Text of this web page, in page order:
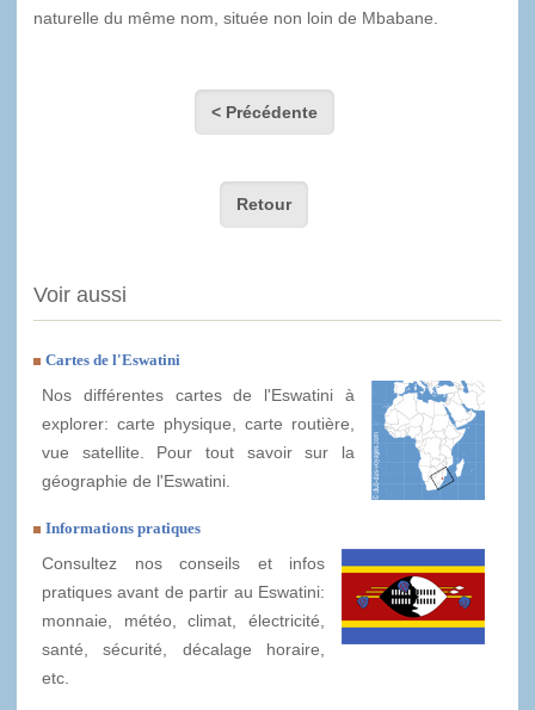
naturelle du même nom, située non loin de Mbabane.
< Précédente
Retour
Voir aussi
Cartes de l'Eswatini
Nos différentes cartes de l'Eswatini à
explorer: carte physique, carte routière,
vue satellite. Pour tout savoir sur la
géographie de l'Eswatini.
Informations pratiques
Consultez nos conseils et infos
pratiques avant de partir au Eswatini:
monnaie, météo, climat, électricité,
santé, sécurité, décalage horaire,
etc.